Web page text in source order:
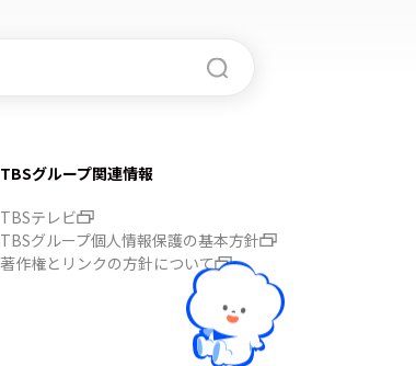
TBSグループ関連情報
TBSテレビ
TBSグループ個人情報保護の基本方針
著作権とリンクの方針について